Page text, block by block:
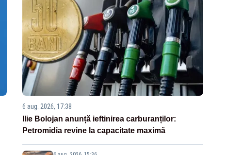
6 aug. 2026, 17:38
Ilie Bolojan anunță ieftinirea carburanților:
Petromidia revine la capacitate maximă